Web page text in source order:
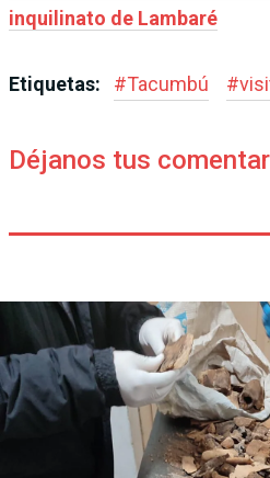
inquilinato de Lambaré
Etiquetas: #Tacumbú #
Déjanos tus